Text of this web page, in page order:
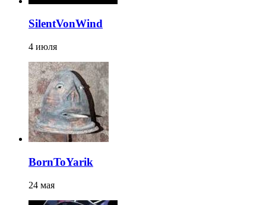
SilentVonWind
4 июля
BornToYarik
24 мая